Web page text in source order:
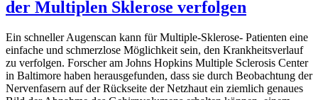
der Multiplen Sklerose verfolgen
Ein schneller Augenscan kann für Multiple-Sklerose- Patienten eine
einfache und schmerzlose Möglichkeit sein, den Krankheitsverlauf
zu verfolgen. Forscher am Johns Hopkins Multiple Sclerosis Center
in Baltimore haben herausgefunden, dass sie durch Beobachtung der
Nervenfasern auf der Rückseite der Netzhaut ein ziemlich genaues